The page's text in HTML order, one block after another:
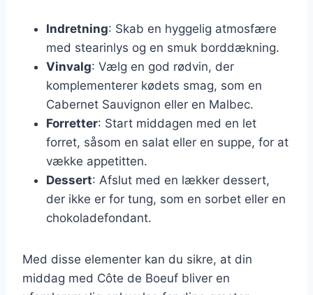
Indretning: Skab en hyggelig atmosfære
med stearinlys og en smuk borddækning.
Vinvalg: Vælg en god rødvin, der
komplementerer kødets smag, som en
Cabernet Sauvignon eller en Malbec.
Forretter: Start middagen med en let
forret, såsom en salat eller en suppe, for at
vække appetitten.
Dessert: Afslut med en lækker dessert,
der ikke er for tung, som en sorbet eller en
chokoladefondant.
Med disse elementer kan du sikre, at din
middag med Côte de Boeuf bliver en